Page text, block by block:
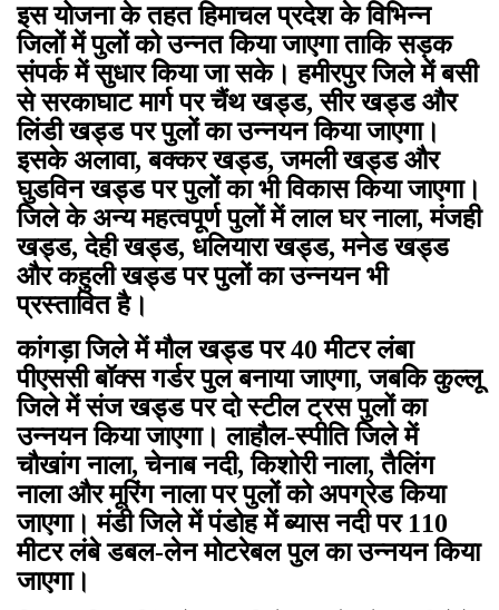
इस योजना के तहत हिमाचल प्रदेश के विभिन्न
जिलों में पुलों को उन्नत किया जाएगा ताकि सड़क
संपर्क में सुधार किया जा सके। हमीरपुर जिले में बसी
से सरकाघाट मार्ग पर चैंथ खड्ड, सीर खड्ड और
लिंडी खड्ड पर पुलों का उन्नयन किया जाएगा।
इसके अलावा, बक्कर खड्ड, जमली खड्ड और
घुडविन खड्ड पर पुलों का भी विकास किया जाएगा।
जिले के अन्य महत्वपूर्ण पुलों में लाल घर नाला, मंजही
खड्ड, देही खड्ड, धलियारा खड्ड, मनेड खड्ड
और कहुली खड्ड पर पुलों का उन्नयन भी
प्रस्तावित है।
कांगड़ा जिले में मौल खड्ड पर 40 मीटर लंबा
पीएससी बॉक्स गर्डर पुल बनाया जाएगा, जबकि कुल्लू
जिले में संज खड्ड पर दो स्टील ट्रस पुलों का
उन्नयन किया जाएगा। लाहौल-स्पीति जिले में
चौखांग नाला, चेनाब नदी, किशोरी नाला, तैलिंग
नाला और मूरिंग नाला पर पुलों को अपग्रेड किया
जाएगा। मंडी जिले में पंडोह में ब्यास नदी पर 110
मीटर लंबे डबल-लेन मोटरेबल पुल का उन्नयन किया
जाएगा।